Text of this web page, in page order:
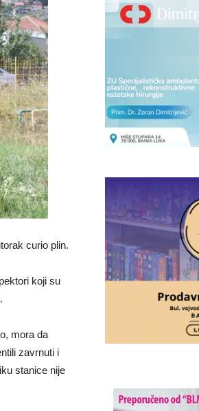
curio plin.
koji su
mora da
zavrnuti i
stanice nije